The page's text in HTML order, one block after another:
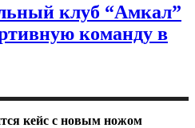
клуб “Амкал”
команду в
кейс с новым ножом